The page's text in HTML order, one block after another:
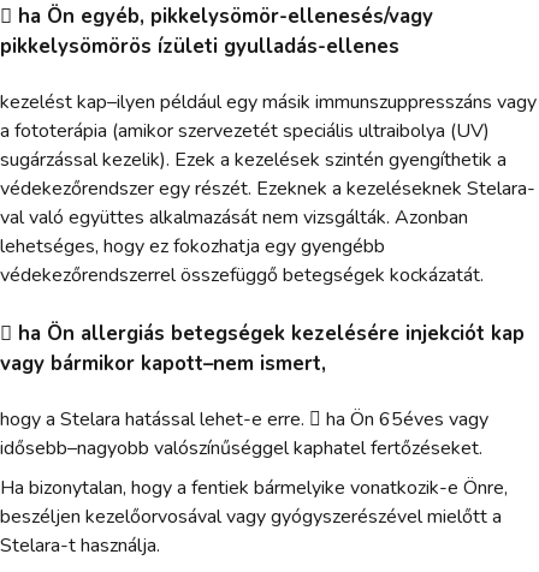
 ha Ön egyéb, pikkelysömör-ellenesés/vagy
pikkelysömörös ízületi gyulladás-ellenes
kezelést kap–ilyen például egy másik immunszuppresszáns vagy
a fototerápia (amikor szervezetét speciális ultraibolya (UV)
sugárzással kezelik). Ezek a kezelések szintén gyengíthetik a
védekezőrendszer egy részét. Ezeknek a kezeléseknek Stelara-
val való együttes alkalmazását nem vizsgálták. Azonban
lehetséges, hogy ez fokozhatja egy gyengébb
védekezőrendszerrel összefüggő betegségek kockázatát.
 ha Ön allergiás betegségek kezelésére injekciót kap
vagy bármikor kapott–nem ismert,
hogy a Stelara hatással lehet-e erre.  ha Ön 65éves vagy
idősebb–nagyobb valószínűséggel kaphatel fertőzéseket.
Ha bizonytalan, hogy a fentiek bármelyike vonatkozik-e Önre,
beszéljen kezelőorvosával vagy gyógyszerészével mielőtt a
Stelara-t használja.